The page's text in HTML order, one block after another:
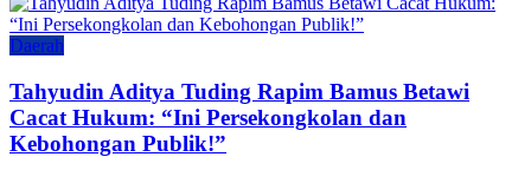
Daerah
Tahyudin Aditya Tuding Rapim Bamus Betawi
Cacat Hukum: “Ini Persekongkolan dan
Kebohongan Publik!”